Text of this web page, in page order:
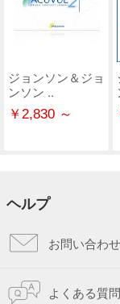
ジョンソン＆ジョ
ンソン ..
￥2,830 ～
ヘルプ
お問い合わせ
よくある質問